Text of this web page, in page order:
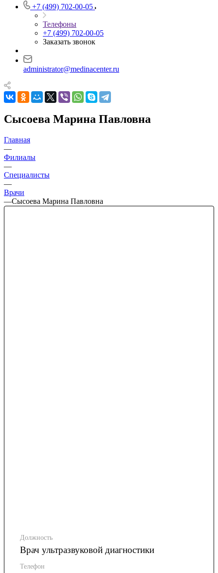
+7 (499) 702-00-05
Телефоны
+7 (499) 702-00-05
Заказать звонок
administrator@medinacenter.ru
Сысоева Марина Павловна
Главная
—
Филиалы
—
Специалисты
—
Врачи
—Сысоева Марина Павловна
Должность
Врач ультразвуковой диагностики
Телефон